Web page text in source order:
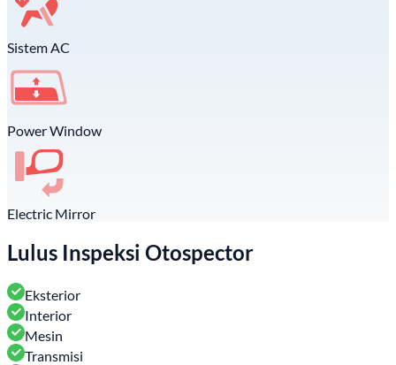
Sistem AC
Power Window
Electric Mirror
Lulus Inspeksi Otospector
Eksterior
Interior
Mesin
Transmisi